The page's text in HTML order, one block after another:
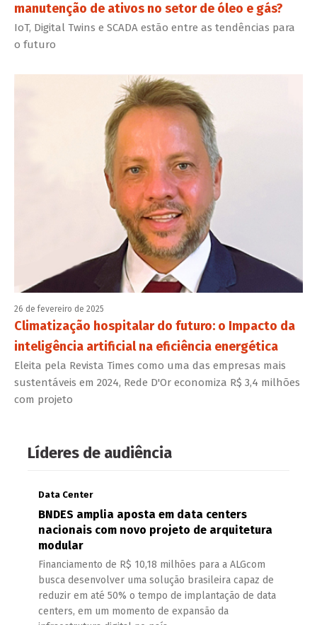
manutenção de ativos no setor de óleo e gás?
IoT, Digital Twins e SCADA estão entre as tendências para
o futuro
26 de fevereiro de 2025
Climatização hospitalar do futuro: o Impacto da
inteligência artificial na eficiência energética
Eleita pela Revista Times como uma das empresas mais
sustentáveis em 2024, Rede D'Or economiza R$ 3,4 milhões
com projeto
Líderes de audiência
Data Center
BNDES amplia aposta em data centers
nacionais com novo projeto de arquitetura
modular
Financiamento de R$ 10,18 milhões para a ALGcom
busca desenvolver uma solução brasileira capaz de
reduzir em até 50% o tempo de implantação de data
centers, em um momento de expansão da